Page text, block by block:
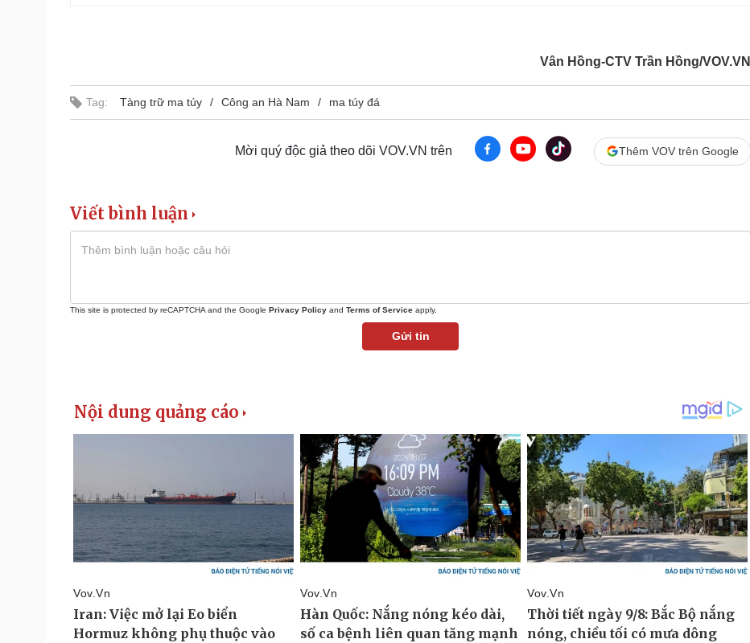
Vân Hồng-CTV Trần Hồng/VOV.VN
Tag: Tàng trữ ma túy Công an Hà Nam ma túy đá
Mời quý độc giả theo dõi VOV.VN trên Thêm VOV trên Google
Viết bình luận
This site is protected by reCAPTCHA and the Google Privacy Policy and Terms of Service apply.
Gửi tin